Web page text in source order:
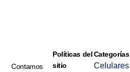
Contamos
Políticas del
sitio
Categorías
Celulares